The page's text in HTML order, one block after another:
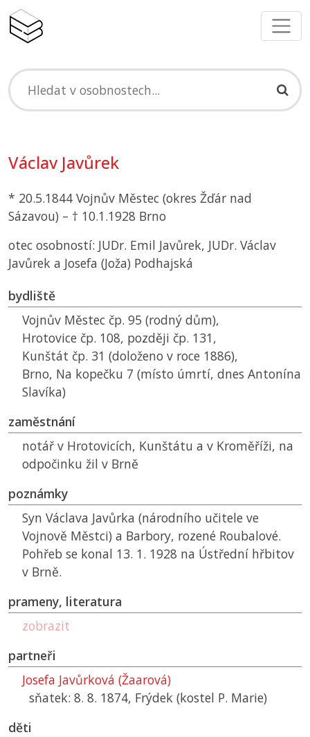
Václav Javůrek
* 20.5.1844 Vojnův Městec (okres Žďár nad
Sázavou) – † 10.1.1928 Brno
otec osobností: JUDr. Emil Javůrek, JUDr. Václav
Javůrek a Josefa (Joža) Podhajská
bydliště
Vojnův Městec čp. 95 (rodný dům),
Hrotovice čp. 108, později čp. 131,
Kunštát čp. 31 (doloženo v roce 1886),
Brno, Na kopečku 7 (místo úmrtí, dnes Antonína
Slavíka)
zaměstnání
notář v Hrotovicích, Kunštátu a v Kroměříži, na
odpočinku žil v Brně
poznámky
Syn Václava Javůrka (národního učitele ve
Vojnově Městci) a Barbory, rozené Roubalové.
Pohřeb se konal 13. 1. 1928 na Ústřední hřbitov
v Brně.
prameny, literatura
zobrazit
partneři
Josefa Javůrková (Žaarová)
sňatek: 8. 8. 1874, Frýdek (kostel P. Marie)
děti